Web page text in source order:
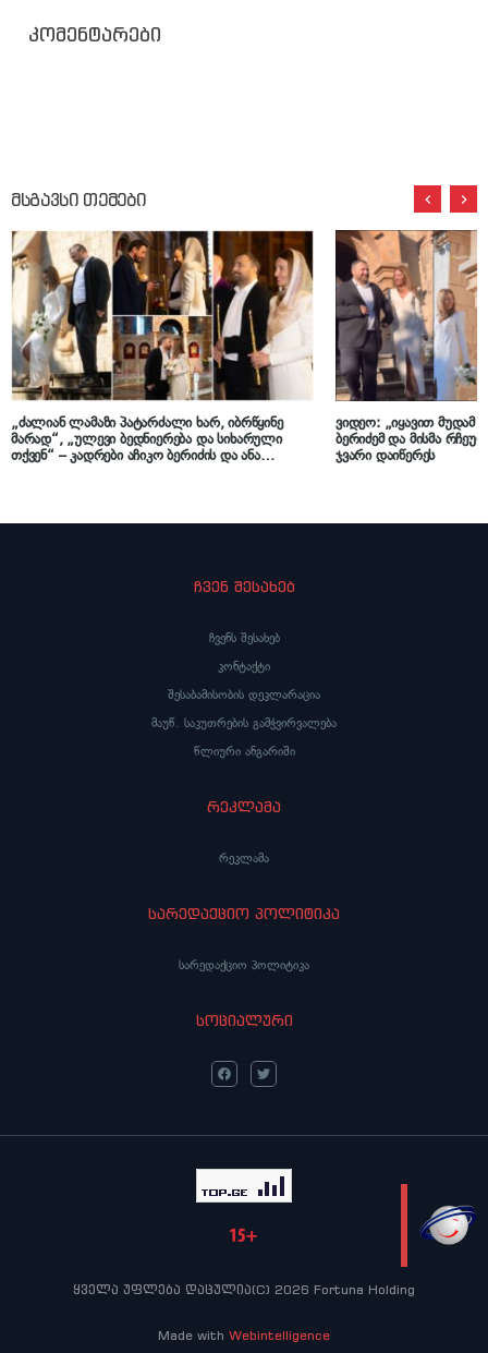
LIVE
კომენტარები
მსგავსი თემები
„ძალიან ლამაზი პატარძალი ხარ, იბრწყინე
მარად“, „ულევი ბედნიერება და სიხარული
თქვენ“ – კადრები აჩიკო ბერიძის და ანა
ვიდეო: „იყავით მუდამ
ბერიძემ და მისმა
ჯვარი დაიწერეს
ჩვენ შესახებ
ჩვენს შესახებ
კონტაქტი
შესაბამისობის დეკლარაცია
მაუწ. საკუთრების გამჭვირვალება
წლიური ანგარიში
რეკლამა
რეკლამა
სარედაქციო პოლიტიკა
სარედაქციო პოლიტიკა
სოციალური
ყველა უფლება დაცულია(C) 2026 Fortuna Holding
Made with Webintelligence